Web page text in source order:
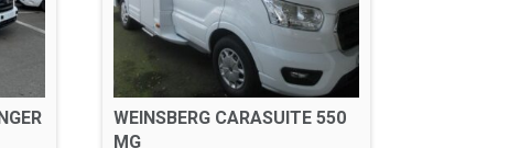
WEINSBERG CARASUITE 550
MG